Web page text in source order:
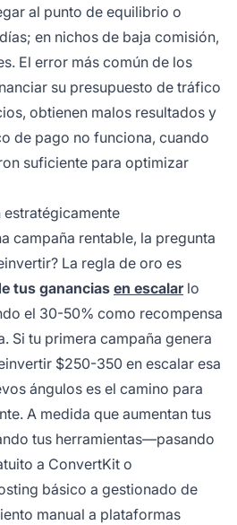
al punto de equilibrio o
en nichos de baja comisión,
El error más común de los
su presupuesto de tráfico
obtienen malos resultados y
de pago no funciona, cuando
suficiente para optimizar
estratégicamente
campaña rentable, la pregunta
La regla de oro es
tus ganancias en escalarlo
el 30-50% como recompensa
Si tu primera campaña genera
$250-350 en escalar esa
ángulos es el camino para
A medida que aumentan tus
tus herramientas—pasando
a ConvertKit o
básico a gestionado de
manual a plataformas